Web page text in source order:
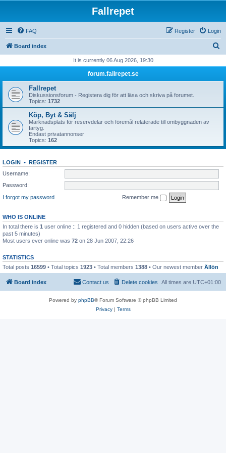
Fallrepet
FAQ Login
Register
Board index
r
h
It is currently 06 Aug 2026, 19:30
forum.fallrepet.se
Fallrepet
Diskussionsforum - Registera dig för att läsa och skriva på forumet.
Topics: 1732
Köp, Byt & Sälj
Marknadsplats för reservdelar och föremål relaterade till ombyggnaden av
fartyg.
Endast privatannonser
Topics: 162
LOGIN • REGISTER
Username:
Password:
I forgot my password
Remember me
WHO IS ONLINE
In total there is 1 user online :: 1 registered and 0 hidden (based on users active over the
past 5 minutes)
Most users ever online was 72 on 28 Jun 2007, 22:26
STATISTICS
Total posts 16599 • Total topics 1923 • Total members 1388 • Our newest member Ällön
Board index All times are UTC+01:00
Delete cookies
Contact us
Powered by phpBB® Forum Software © phpBB Limited
Privacy| Terms